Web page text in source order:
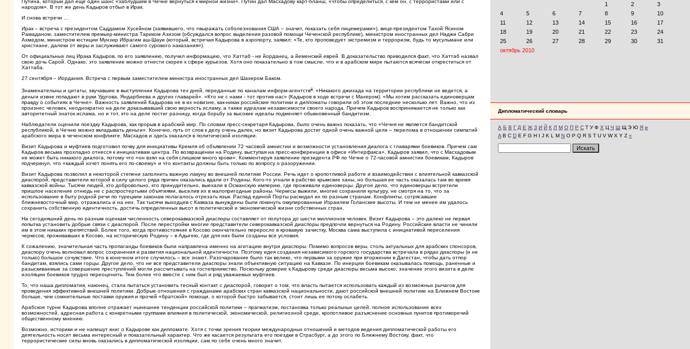
Путина, который дал еще один шанс «заблудшим в Чечне вернуться к мирной жизни». Путин дал Масхадову карт-бланш, «чтобы определиться, с кем он, с террористами или с
народом». В тот же день Кадыров отбыл в Ирак.
И снова встречи …
Ирак – встреча с президентом Саддамом Хусейном (заявившего, что «выражать соболезнования США – значит, показать себя лицемерами»), вице-президентом Тахой Ясином
Рамаданом, заместителем премьер-министра Тариком Азизом (обсуждался вопрос выделения разовой помощи Чеченской республике), министром иностранных дел Наджи Сабри
Ахмедом, министром юстиции Мунзир Ибрагим аш-Шауи (который, встречая Кадырова в аэропорту, заявил: «Те, кто проповедует экстремизм и терроризм, будь то мусульмане или
христиане, далеки от веры и заслуживают самого сурового наказания»).
От официальных лиц Ирака Кадыров, по его заявлению, получил информацию, что Хаттаб - не йорданец, а йеменский еврей. В доказательство приводился факт, что Хаттаб назвал
свою дочь Сарой. Однако, это заявление можно отнести скорее к сфере курьезов. Хотя оно показательно в том смысле, что и в арабском мире пытаются всячески откреститься от
Хаттаба.
27 сентября – Иордания. Встреча с первым заместителем министра иностранных дел Шахером Баком.
Знаменательны и цитаты, звучавшие в выступлении Кадырова тех дней, переданные по каналам информ-агентствii. «Никакого джихада на территории республики не ведется, а
деньги извне попадают в руки Удугова, Яндарбиева и других главарей». «Кто не с нами - тот против нас» (Кадыров в ходе встречи с Махером). «Мы хотим рассказать единоверцам
правду о событиях в Чечне». Важность заявлений Кадырова не в их новизне, как-никак российские политики и дипломаты говорили об этом последние несколько лет. Важно, что их
произнес человек, неоднократно на деле доказывавший свою верность исламу, а также идеалам независимости своего народа. Причем Кадыров воспринимается не только как
авторитетный знаток ислама, но и тот, кто на деле постиг разницу, когда борьбу за высокие идеалы подменяет обыкновенный бандитизм.
Наблюдатели оценили поездку Кадырова, как прорыв в арабский мир. По словам пресс-секретаря Кадырова, было очень важно показать, что «Чечня не является бандитской
республикой, в Чечню можно вкладывать деньги». Конечно, путь от слов к делу очень далек, но визит Кадырова достиг одной очень важной цели – перелома в отношении симпатий
арабского мира в чеченском конфликте. Масхадов и здесь оказался в политической изоляции.
Визит Кадырова и муфтиев подготовил почву для инициативы Кремля об объявлении 72 часовой амнистии и возможности установления диалога с главарями боевиков. Причем сам
Кадыров весьма прохладно отнесся к инициативам центра. По возвращении на Родину, выступая на пресс-конференции в офисе «Интерфакса», Кадыров заявил, что с Масхадовым
не может быть никакого диалога, потому что «он взял на себя слишком много крови». Комментируя заявление президента РФ по Чечне о 72-часовой амнистии боевикам, Кадыров
подчеркнул, что «каждый хочет понять его по-своему» и что контакты должны быть только по вопросу о разоружении.
Визит Кадырова позволил в некоторой степени заполнить важную лакуну во внешней политике России. Речь идет о кропотливой работе и взаимодействии с влиятельной кавказской
диаспорой, представители которой в силу целого ряда причин оказались вдали от Родины. Кого-то угнали в рабство крымские ханы, но большая ее часть оказалась там во время
кавказской войны. Тысячи людей, кто добровольно, кто принудительно, выехали в Османскую империю, где проживали единоверцы. Другое дело, что единоверцы встретили
пришлое население отнюдь не с распростертыми объятиями, выселив их в малопригодные районы. Черкесы выжили, многие сохранили культуру, не смотря на то, что за
использование в быту родной речи по турецким законам полагалось отрезать язык. Распад единой Порты раскидал их по разным странам. Конфликты, сотрясавшие
ближневосточный мир, отражались и на них. Так тысячи выходцев с Кавказа вынуждены были покинуть оккупированные Израилем Голанские высоты. И тем не менее им удалось
сохранить собственную идентичность, достичь определенных высот в политической и экономической жизни собственных стран.
На сегодняшний день по разным оценкам численность северокавказской диаспоры составляет от полутора до шести миллионов человек. Визит Кадырова – это далеко не первая
попытка установить добрые связи с диаспорой. После перестройки многие представители северокавказской диаспоры предпочли вернуться на Родину. Российские власти не чинили
им в этом никаких препятствий. Более того, когда противостояние в Косово окончательно переросло в кровавую зачистку, Москва сама выступила с инициативой переселения
черкесов, проживавших в Косово, на историческую Родину – в Адыгею, где для них были созданы все условия.
К сожалению, значительная часть пропаганды боевиков были направлена именно на агитацию внутри диаспоры. Помимо вопросов веры, столь актуальных для арабских спонсоров,
диаспору очень волновал вопрос сохранения и развития национальной идентичности. Поэтому идея создания независимого горского государства встречала в рядах диаспоры (и не
только) большое сочувствие. Что в конечном итоге случилось – все знают. Разочарование было так велико, что первыми за оружие при вторжении в Дагестан, чтобы дать отпор
бандитам, взялись сами горцы. Другое дело, что не все представители диаспоры знали объективную ситуацию на Кавказе. По инерции боевикам оказывалась помощь, раненные и
разыскиваемые за совершение преступлений могли рассчитывать на гостеприимство. Поскольку доверие к Кадырову среди диаспоры весьма высоко, значение этого визита в деле
изоляции боевиков трудно переоценить. Тем более что вместе с ним был и ряд уважаемых муфтиев.
То, что наша дипломатия, наконец, стала пытаться установить тесный контакт с диаспорой, говорит о том, что власть пытается использовать каждый из возможных рычагов для
проведения эффективной внешней политики. Добрые отношения с гражданами арабских стран кавказской национальности, дают российской внешней политике на Ближнем Востоке
больше, чем сомнительные поставки оружия и прочей «братской» помощи, о которой быстро забывается, стоит лишь ее потоку ослабеть.
Арабское турне Кадырова вполне отражает нынешние тенденции российской политики – прагматизм, постановка только реальных целей, полное использование всех
возможностей, адресная работа с конкретными группами влияния в политической, экономической, религиозной среде, кропотливое разъяснение основных пунктов противоречий
общественному мнению.
Возможно, историки и не напишут книг о Кадырове как дипломате. Хотя с точки зрения теории международных отношений и методов ведения дипломатической работы его
деятельность носит весьма интересный и показательный характер. Что же касается результата его поездки в Страсбург, а до этого по Ближнему Востоку, факт, что
террористические силы вновь оказались в дипломатической изоляции, сам по себе очень много значит.
Дипломатический словарь
А Б В Г Д Е Ж З И Й К Л М О П Р С Т У Ф Х Ц Ч Ш Щ Э Ю Я и
A B C D E F G H I J K L M N O P Q R S T U V W X Y Z «